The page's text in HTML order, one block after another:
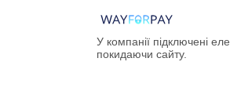
У компанії підключені
покидаючи сайту.